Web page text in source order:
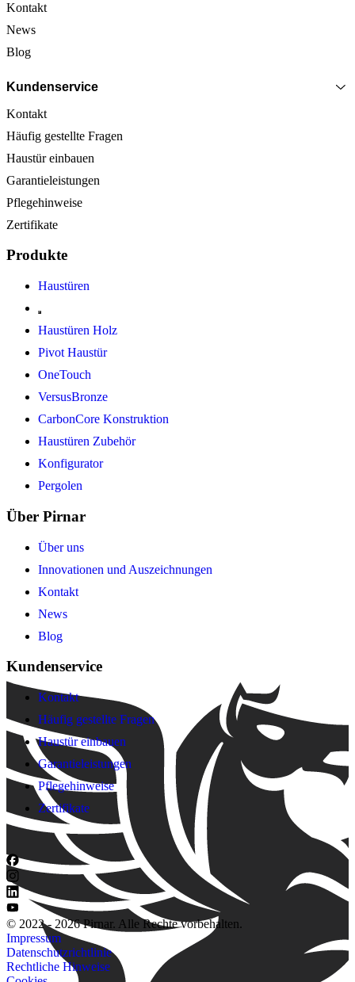
Kontakt
News
Blog
Kundenservice
Kontakt
Häufig gestellte Fragen
Haustür einbauen
Garantieleistungen
Pflegehinweise
Zertifikate
Produkte
Haustüren
Haustüren Holz
Pivot Haustür
OneTouch
VersusBronze
CarbonCore Konstruktion
Haustüren Zubehör
Konfigurator
Pergolen
Über Pirnar
Über uns
Innovationen und Auszeichnungen
Kontakt
News
Blog
Kundenservice
Kontakt
Häufig gestellte Fragen
Haustür einbauen
Garantieleistungen
Pflegehinweise
Zertifikate
© 2022 - 2026 Pirnar. Alle Rechte vorbehalten.
Impressum
Datenschutzrichtlinie
Rechtliche Hinweise